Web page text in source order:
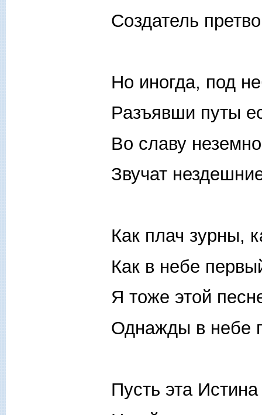
Создатель
Но иногда, под
Разъявши путы
Во славу
Звучат
Как плач зурны,
Как в небе
Я тоже этой
Однажды в небе
Пусть эта